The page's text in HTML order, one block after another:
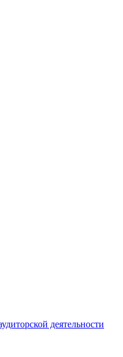
деятельности